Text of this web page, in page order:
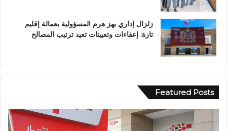
زلزال إداري يهز هرم المسؤولية بعمالة إقليم
تازة: إعفاءات وتعيينات تعيد ترتيب المصالح
Featured Posts
و
ف